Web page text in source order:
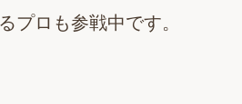
プロも参戦中です。